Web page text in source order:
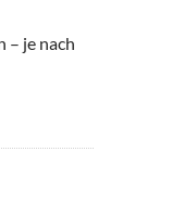
– je nach